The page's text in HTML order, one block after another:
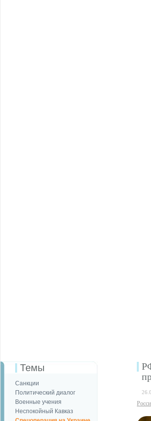
Темы
Санкции
Политический диалог
Военные учения
Неспокойный Кавказ